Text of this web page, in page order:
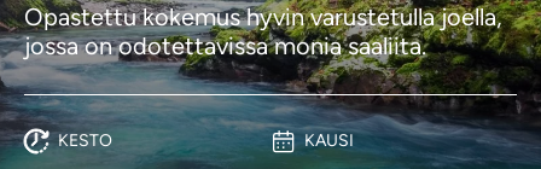
Opastettu kokemus hyvin varustetulla joella,
jossa on odotettavissa monia saaliita.
KESTO KAUSI